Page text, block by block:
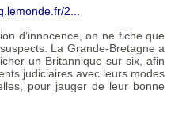
2...
d’innocence, on ne fiche que
La Grande-Bretagne a
un Britannique sur six, afin
judiciaires avec leurs modes
pour jauger de leur bonne